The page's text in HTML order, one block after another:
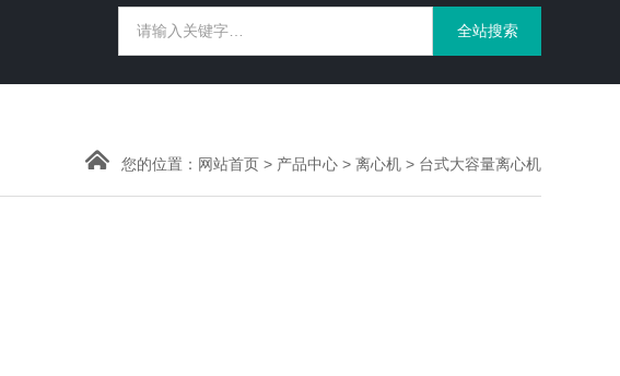
您的位置： 网站首页 > 产品中心 > 离心机 > 台式大容量离心机